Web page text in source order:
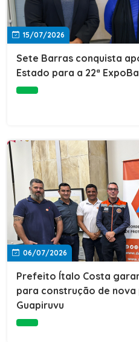
15/07/2026
Sete Barras conquista
Estado para a 22ª
06/07/2026
Prefeito Ítalo Costa
para construção de
Guapiruvu